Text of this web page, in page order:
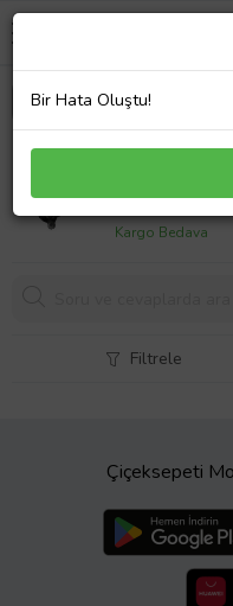
5232,68 TL
Kargo Bedava
Filtrele
Çiçeksepeti
Bir Hata Oluştu!